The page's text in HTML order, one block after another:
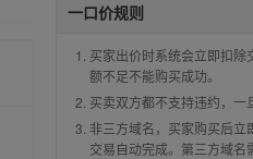
一口价规则
买家出价时系统会立即扣除
额不足不能购买成功。
买卖双方都不支持违约，一
非三方域名，买家购买后立
交易自动完成。第三方域名